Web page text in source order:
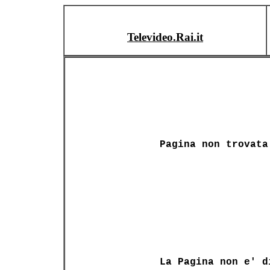
Televideo.Rai.it
Pagina non trovata
La Pagina non e'